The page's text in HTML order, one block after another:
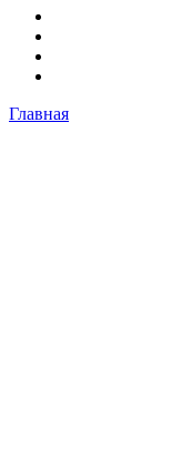
Главная